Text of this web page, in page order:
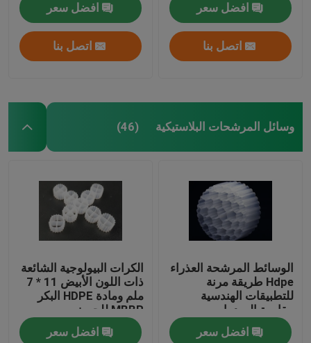
افضل سعر
اتصل بنا
افضل سعر
اتصل بنا
وسائل المرشحات البلاستيكية (46)
الوسائط المرشحة العذراء
Hdpe طريقة مرنة
للتطبيقات الهندسية
مقاومة الصدمات
افضل سعر
الكرات البيولوجية الشائعة
ذات اللون الأبيض 11 * 7
ملم ومادة HDPE البكر
MBBR للحوض
افضل سعر